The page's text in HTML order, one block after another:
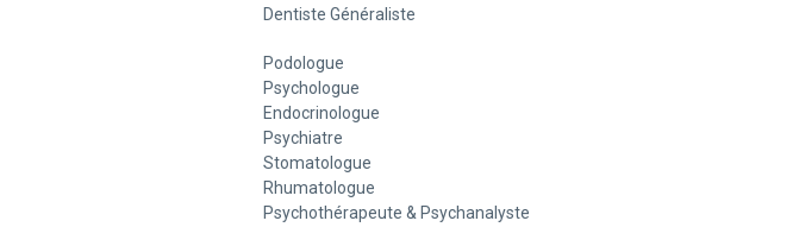
Dentiste Généraliste
Podologue
Psychologue
Endocrinologue
Psychiatre
Stomatologue
Rhumatologue
Psychothérapeute & Psychanalyste